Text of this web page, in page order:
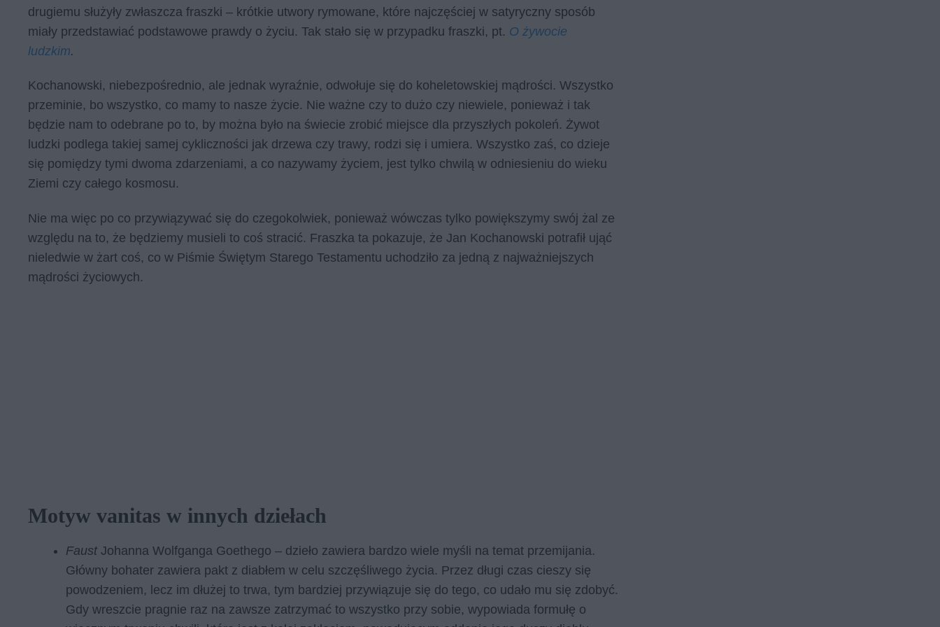
drugiemu służyły zwłaszcza fraszki – krótkie utwory rymowane, które najczęściej w satyryczny sposób
miały przedstawiać podstawowe prawdy o życiu. Tak stało się w przypadku fraszki, pt. O żywocie
ludzkim.
Kochanowski, niebezpośrednio, ale jednak wyraźnie, odwołuje się do koheletowskiej mądrości. Wszystko
przeminie, bo wszystko, co mamy to nasze życie. Nie ważne czy to dużo czy niewiele, ponieważ i tak
będzie nam to odebrane po to, by można było na świecie zrobić miejsce dla przyszłych pokoleń. Żywot
ludzki podlega takiej samej cykliczności jak drzewa czy trawy, rodzi się i umiera. Wszystko zaś, co dzieje
się pomiędzy tymi dwoma zdarzeniami, a co nazywamy życiem, jest tylko chwilą w odniesieniu do wieku
Ziemi czy całego kosmosu.
Nie ma więc po co przywiązywać się do czegokolwiek, ponieważ wówczas tylko powiększymy swój żal ze
względu na to, że będziemy musieli to coś stracić. Fraszka ta pokazuje, że Jan Kochanowski potrafił ująć
nieledwie w żart coś, co w Piśmie Świętym Starego Testamentu uchodziło za jedną z najważniejszych
mądrości życiowych.
Motyw vanitas w innych dziełach
Faust Johanna Wolfganga Goethego – dzieło zawiera bardzo wiele myśli na temat przemijania.
Główny bohater zawiera pakt z diabłem w celu szczęśliwego życia. Przez długi czas cieszy się
powodzeniem, lecz im dłużej to trwa, tym bardziej przywiązuje się do tego, co udało mu się zdobyć.
Gdy wreszcie pragnie raz na zawsze zatrzymać to wszystko przy sobie, wypowiada formułę o